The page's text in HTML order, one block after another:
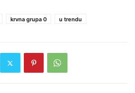
krvna grupa 0 u trendu